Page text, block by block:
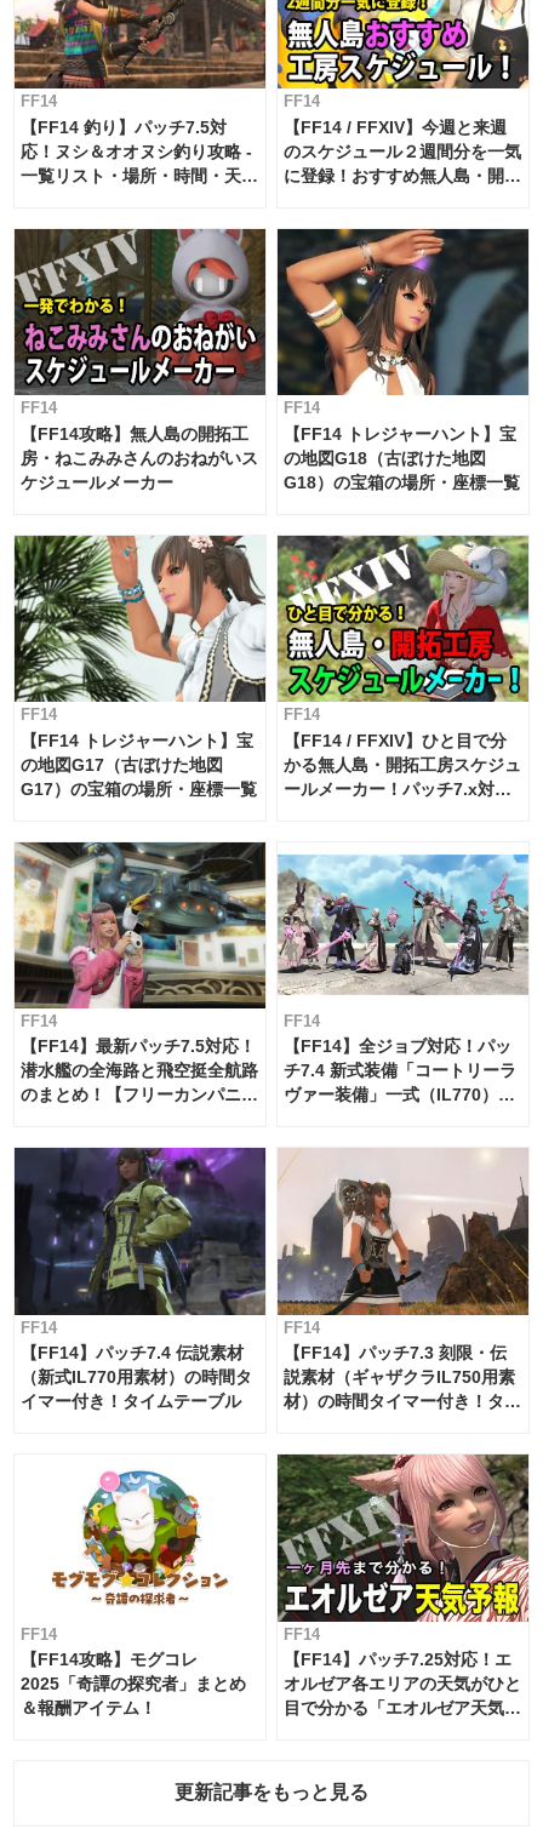
FF14
【FF14 釣り】パッチ7.5対
応！ヌシ＆オオヌシ釣り攻略 -
一覧リスト・場所・時間・天
FF14
【FF14 / FFXIV】今週と来週
のスケジュール２週間分を一気
に登録！おすすめ無人島・開拓
FF14
【FF14攻略】無人島の開拓工
房・ねこみみさんのおねがいス
ケジュールメーカー
FF14
【FF14 トレジャーハント】宝
の地図G18（古ぼけた地図
G18）の宝箱の場所・座標一覧
FF14
【FF14 トレジャーハント】宝
の地図G17（古ぼけた地図
G17）の宝箱の場所・座標一覧
FF14
【FF14 / FFXIV】ひと目で分
かる無人島・開拓工房スケジュ
ールメーカー！パッチ7.x対応
FF14
【FF14】最新パッチ7.5対応！
潜水艦の全海路と飛空挺全航路
のまとめ！【フリーカンパニ
FF14
【FF14】全ジョブ対応！パッ
チ7.4 新式装備「コートリーラ
ヴァー装備」一式（IL770）の
FF14
【FF14】パッチ7.4 伝説素材
（新式IL770用素材）の時間タ
イマー付き！タイムテーブル
FF14
【FF14】パッチ7.3 刻限・伝
説素材（ギャザクラIL750用素
材）の時間タイマー付き！タイ
FF14
【FF14攻略】モグコレ
2025「奇譚の探究者」まとめ
＆報酬アイテム！
FF14
【FF14】パッチ7.25対応！エ
オルゼア各エリアの天気がひと
目で分かる「エオルゼア天気予
更新記事をもっと見る